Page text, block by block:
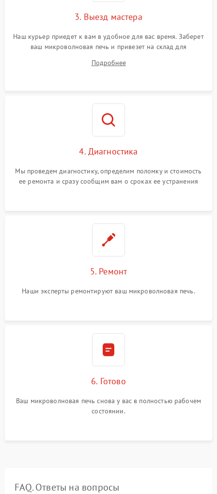
3. Выезд мастера
Наш курьер приедет к вам в удобное для вас время. Заберет
ваш микроволновая печь и привезет на склад для
Подробнее
4. Диагностика
Мы проведем диагностику, определим поломку и стоимость
ее ремонта и сразу сообщим вам о сроках ее устранения
5. Ремонт
Наши эксперты ремонтируют ваш микроволновая печь.
6. Готово
Ваш микроволновая печь снова у вас в полностью рабочем
состоянии.
FAQ. Ответы на вопросы